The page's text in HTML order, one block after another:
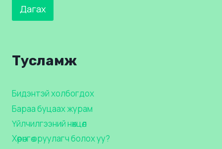
Дагах
Тусламж
Бидэнтэй холбогдох
Бараа буцаах журам
Үйлчилгээний нөхцөл
Хөрөнгө оруулагч болох уу?